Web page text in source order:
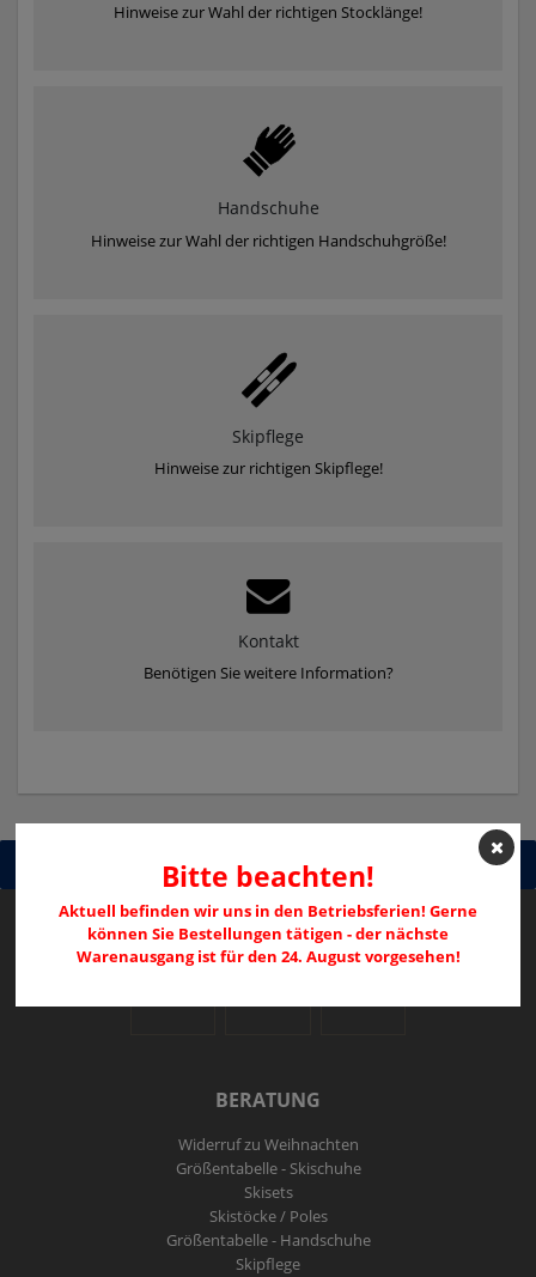
Hinweise zur Wahl der richtigen Stocklänge!
Handschuhe
Hinweise zur Wahl der richtigen Handschuhgröße!
Skipflege
Hinweise zur richtigen Skipflege!
Kontakt
Benötigen Sie weitere Information?
BERATUNG
Widerruf zu Weihnachten
Größentabelle - Skischuhe
Skisets
Skistöcke / Poles
Größentabelle - Handschuhe
Skipflege
Bitte beachten!
Aktuell befinden wir uns in den Betriebsferien! Gerne
können Sie Bestellungen tätigen - der nächste
Warenausgang ist für den 24. August vorgesehen!